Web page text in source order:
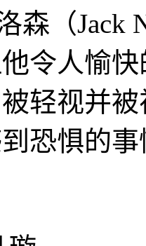
森（Jack
令人愉
轻视并
恐惧的